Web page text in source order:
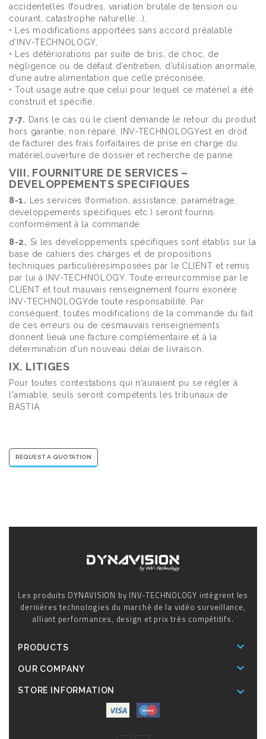
accidentelles (foudres, variation brutale de tension ou
courant, catastrophe naturelle...),
• Les modifications apportées sans accord préalable
d’INV-TECHNOLOGY,
• Les détériorations par suite de bris, de choc, de
négligence ou de défaut d’entretien, d’utilisation anormale,
d’une autre alimentation que celle préconisée,
• Tout usage autre que celui pour lequel ce matériel a été
construit et spécifié.
7-7. Dans le cas où le client demande le retour du produit
hors garantie, non réparé, INV-TECHNOLOGYest en droit
de facturer des frais forfaitaires de prise en charge du
matériel,ouverture de dossier et recherche de panne.
VIII. FOURNITURE DE SERVICES –
DEVELOPPEMENTS SPECIFIQUES
8-1.
Les services (formation, assistance, paramétrage,
développements spécifiques etc.) seront fournis
conformément à la commande.
8-2. Si les développements spécifiques sont établis sur la
base de cahiers des charges et de propositions
techniques particulièresimposées par le CLIENT et remis
par lui à INV-TECHNOLOGY. Toute erreurcommise par le
CLIENT et tout mauvais renseignement fourni exonère
INV-TECHNOLOGYde toute responsabilité. Par
conséquent, toutes modifications de la commande du fait
de ces erreurs ou de cesmauvais renseignements
donnent lieuà une facture complémentaire et à la
détermination d'un nouveau délai de livraison.
IX. LITIGES
Pour toutes contestations qui n'auraient pu se régler à
l'amiable, seuls seront compétents les tribunaux de
BASTIA.
REQUEST A QUOTATION
Les produits DYNAVISION by INV-TECHNOLOGY intègrent les
dernières technologies du marché de la vidéo surveillance,
alliant performances, design et prix très compétitifs.
PRODUCTS 
OUR COMPANY 
STORE INFORMATION 